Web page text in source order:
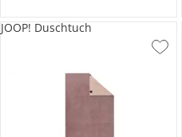
JOOP! Duschtuch